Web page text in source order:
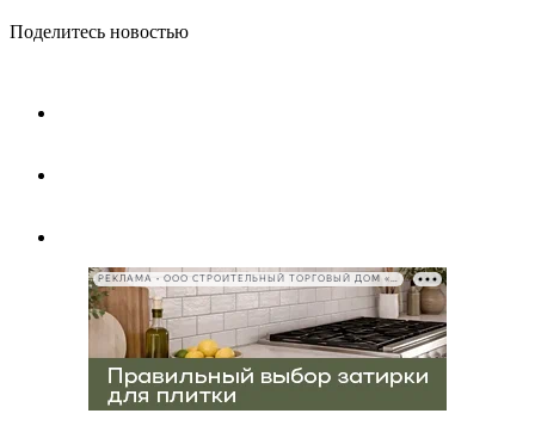
Поделитесь новостью
РЕКЛАМА • ООО СТРОИТЕЛЬНЫЙ ТОРГОВЫЙ ДОМ «ПЕТРОВИЧ», ИНН 7802348846